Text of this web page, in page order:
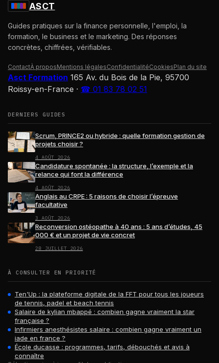
ASCT
Guides pratiques sur la finance personnelle, l'emploi, la
formation, le business et le marketing. Des réponses
concrètes, chiffrées, vérifiables.
ContactÀ proposMentions légalesConfidentialitéCookiesPlan du site
Asct Formation 165 Av. du Bois de la Pie, 95700
Roissy-en-France · ☎ 01 83 78 02 51
DERNIERS GUIDES
Scrum, PRINCE2 ou hybride : quelle formation gestion de
projets choisir ?
4 AOÛT 2026
Candidature spontanée : la structure, l’exemple et la
relance qui font la différence
4 AOÛT 2026
Anglais au CRPE : 5 raisons de choisir l’épreuve
facultative
3 AOÛT 2026
Reconversion ostéopathe à 40 ans : 5 ans d’études, 45
000 € et un projet de vie concret
28 JUILLET 2026
À CONSULTER EN PRIORITÉ
Ten'Up : la plateforme digitale de la FFT pour tous les joueurs
de tennis, padel et beach tennis
Salaire de kylian mbappé : combien gagne vraiment la star
française ?
Infirmiers anesthésistes salaire : combien gagne vraiment un
iade en france ?
École ducasse : programmes, tarifs, débouchés et avis à
connaître